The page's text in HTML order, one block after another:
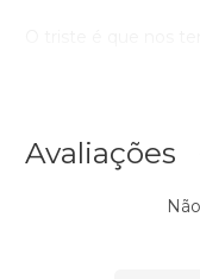
Avaliações